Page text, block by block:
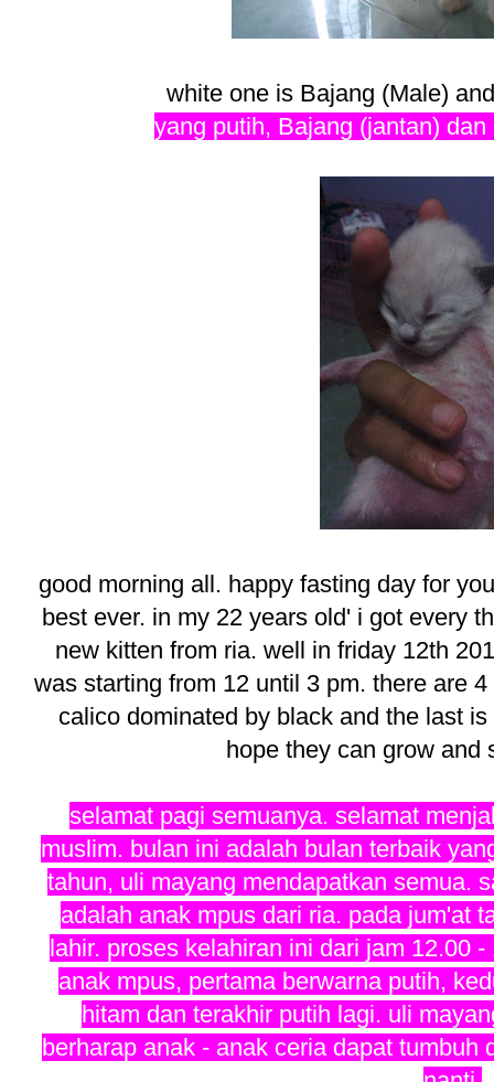
white one is Bajang (Male)
yang putih, Bajang (jantan)
good morning all. happy fasting day for
best ever. in my 22 years old' i got every
new kitten from ria. well in friday 12th
was starting from 12 until 3 pm. there are
calico dominated by black and the last
hope they can grow and
selamat pagi semuanya. selamat
muslim. bulan ini adalah bulan terbaik
tahun, uli mayang mendapatkan semua.
adalah anak mpus dari ria. pada jum'at
lahir. proses kelahiran ini dari jam 12.00
anak mpus, pertama berwarna putih,
hitam dan terakhir putih lagi. uli
berharap anak - anak ceria dapat tumbuh